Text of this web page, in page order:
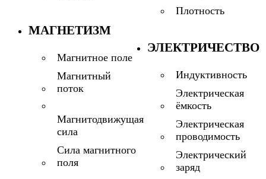
МАГНЕТИЗМ
Магнитное поле
Магнитный
поток
Магнитодвижущая
сила
Сила магнитного
поля
Плотность
ЭЛЕКТРИЧЕСТВО
Индуктивность
Электрическая
ёмкость
Электрическая
проводимость
Электрический
заряд